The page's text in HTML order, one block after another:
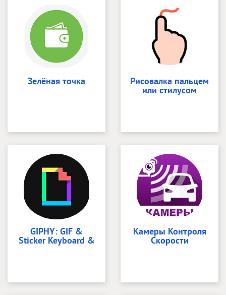
Зелёная точка Рисовалка пальцем
или стилусом
GIPHY: GIF &
Sticker Keyboard &
Камеры Контроля
Скорости